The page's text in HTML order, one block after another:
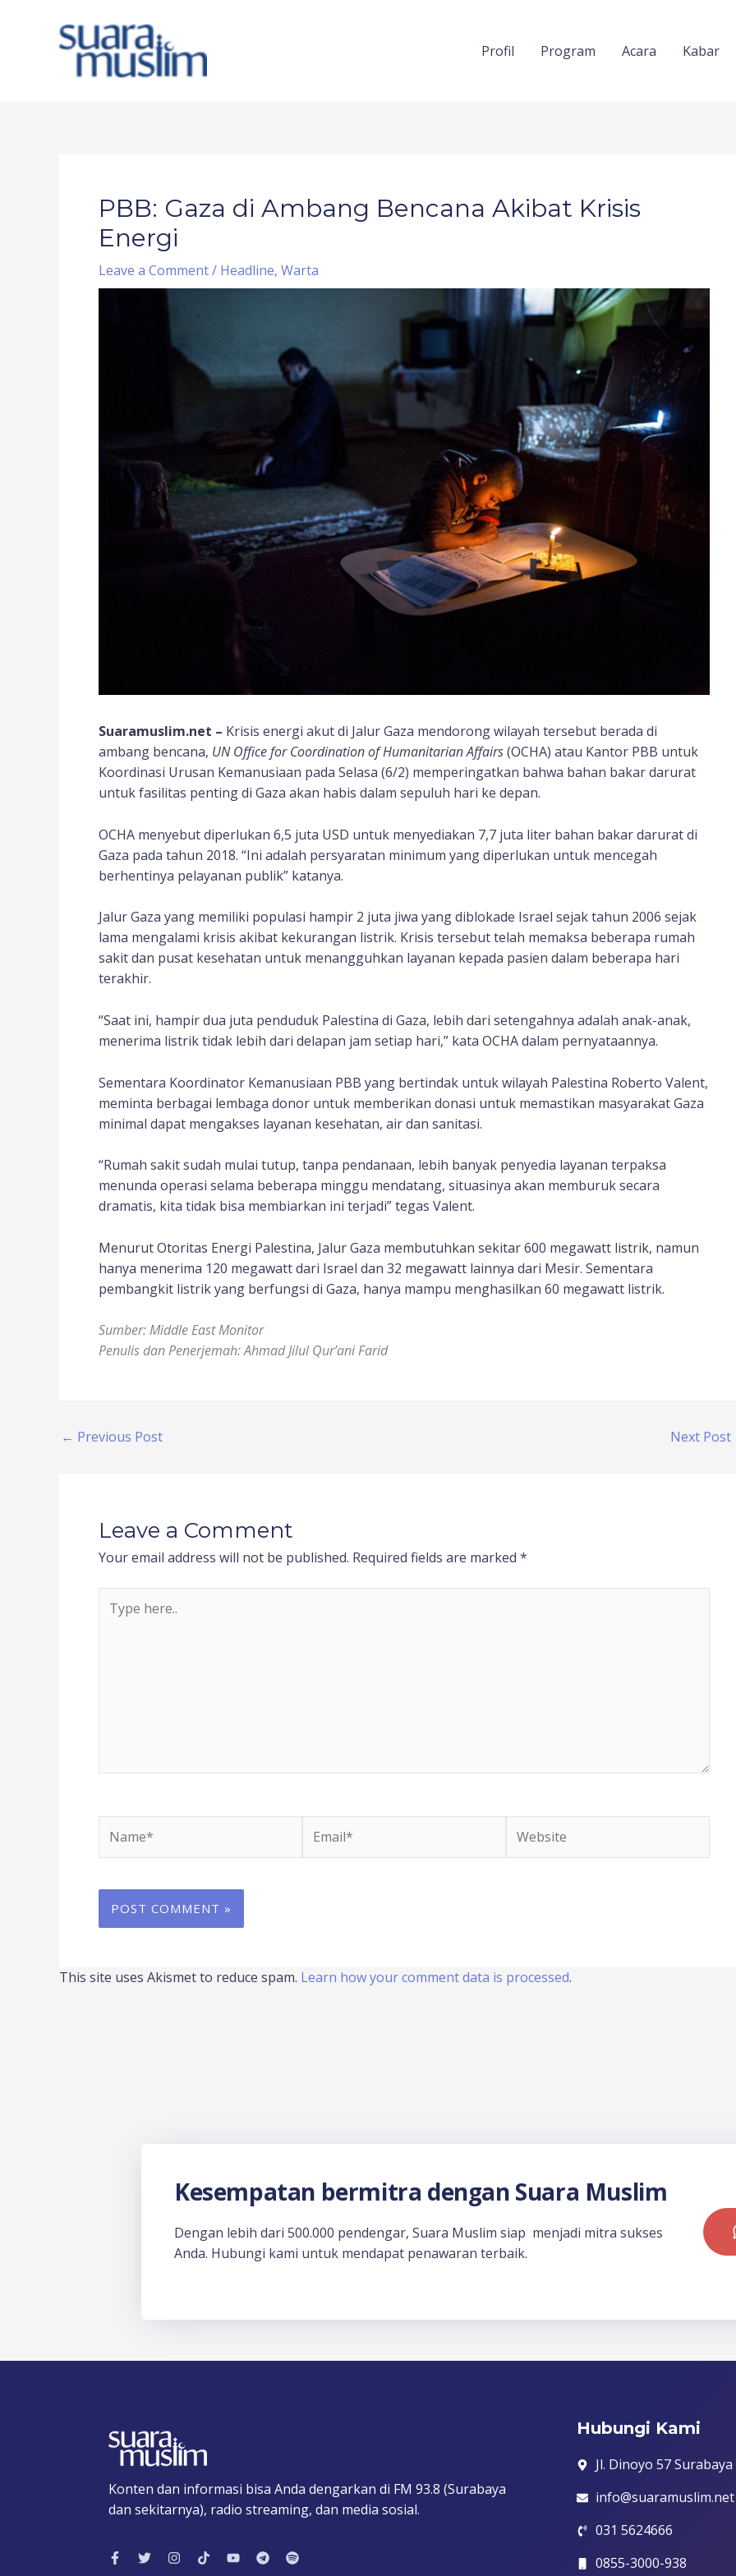
Profil Program Acara Kabar
PBB: Gaza di Ambang Bencana Akibat Krisis
Energi
Leave a Comment/ Headline, Warta
Suaramuslim.net – Krisis energi akut di Jalur Gaza mendorong wilayah tersebut berada di
ambang bencana, UN Office for Coordination of Humanitarian Affairs(OCHA) atau Kantor PBB untuk
Koordinasi Urusan Kemanusiaan pada Selasa (6/2) memperingatkan bahwa bahan bakar darurat
untuk fasilitas penting di Gaza akan habis dalam sepuluh hari ke depan.
OCHA menyebut diperlukan 6,5 juta USD untuk menyediakan 7,7 juta liter bahan bakar darurat di
Gaza pada tahun 2018. “Ini adalah persyaratan minimum yang diperlukan untuk mencegah
berhentinya pelayanan publik” katanya.
Jalur Gaza yang memiliki populasi hampir 2 juta jiwa yang diblokade Israel sejak tahun 2006 sejak
lama mengalami krisis akibat kekurangan listrik. Krisis tersebut telah memaksa beberapa rumah
sakit dan pusat kesehatan untuk menangguhkan layanan kepada pasien dalam beberapa hari
terakhir.
“Saat ini, hampir dua juta penduduk Palestina di Gaza, lebih dari setengahnya adalah anak-anak,
menerima listrik tidak lebih dari delapan jam setiap hari,” kata OCHA dalam pernyataannya.
Sementara Koordinator Kemanusiaan PBB yang bertindak untuk wilayah Palestina Roberto Valent,
meminta berbagai lembaga donor untuk memberikan donasi untuk memastikan masyarakat Gaza
minimal dapat mengakses layanan kesehatan, air dan sanitasi.
“Rumah sakit sudah mulai tutup, tanpa pendanaan, lebih banyak penyedia layanan terpaksa
menunda operasi selama beberapa minggu mendatang, situasinya akan memburuk secara
dramatis, kita tidak bisa membiarkan ini terjadi” tegas Valent.
Menurut Otoritas Energi Palestina, Jalur Gaza membutuhkan sekitar 600 megawatt listrik, namun
hanya menerima 120 megawatt dari Israel dan 32 megawatt lainnya dari Mesir. Sementara
pembangkit listrik yang berfungsi di Gaza, hanya mampu menghasilkan 60 megawatt listrik.
Sumber: Middle East Monitor
Penulis dan Penerjemah: Ahmad Jilul Qur’ani Farid
← Previous Post Next Post
Leave a Comment
Your email address will not be published. Required fields are marked *
here..
This site uses Akismet to reduce spam. Learn how your comment data is processed.
Kesempatan bermitra dengan Suara Muslim
Dengan lebih dari 500.000 pendengar, Suara Muslim siap menjadi mitra sukses
Anda. Hubungi kami untuk mendapat penawaran terbaik.
Konten dan informasi bisa Anda dengarkan di FM 93.8 (Surabaya
dan sekitarnya), radio streaming, dan media sosial.
F
a
T
w
I
n
T
i
Y
o
T
e
S
p
Hubungi Kami
Jl. Dinoyo 57
info@suaramuslim.net
031 5624666
0855-3000-938